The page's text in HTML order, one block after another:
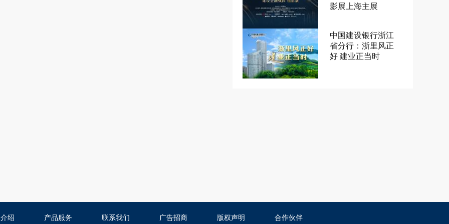
影展上海主展
中国建设银行浙江
省分行：浙里风正
好 建业正当时
绍 产品服务 联系我们 广告招商 版权声明 合作伙伴